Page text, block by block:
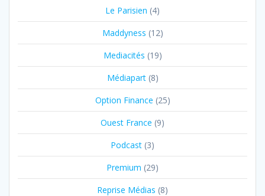
Le Parisien (4)
Maddyness (12)
Mediacités (19)
Médiapart(8)
Option Finance (25)
Ouest France (9)
Podcast (3)
Premium (29)
Reprise Médias (8)